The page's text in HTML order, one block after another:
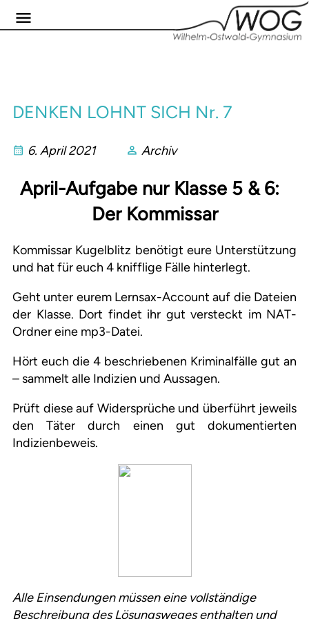
DENKEN LOHNT SICH Nr. 7
6. April 2021 Archiv
April-Aufgabe nur Klasse 5 & 6:
Der Kommissar
Kommissar Kugelblitz benötigt eure Unterstützung
und hat für euch 4 knifflige Fälle hinterlegt.
Geht unter eurem Lernsax-Account auf die Dateien
der Klasse. Dort findet ihr gut versteckt im NAT-
Ordner eine mp3-Datei.
Hört euch die 4 beschriebenen Kriminalfälle gut an
– sammelt alle Indizien und Aussagen.
Prüft diese auf Widersprüche und überführt jeweils
den Täter durch einen gut dokumentierten
Indizienbeweis.
Alle Einsendungen müssen eine vollständige
Beschreibung des Lösungsweges enthalten und